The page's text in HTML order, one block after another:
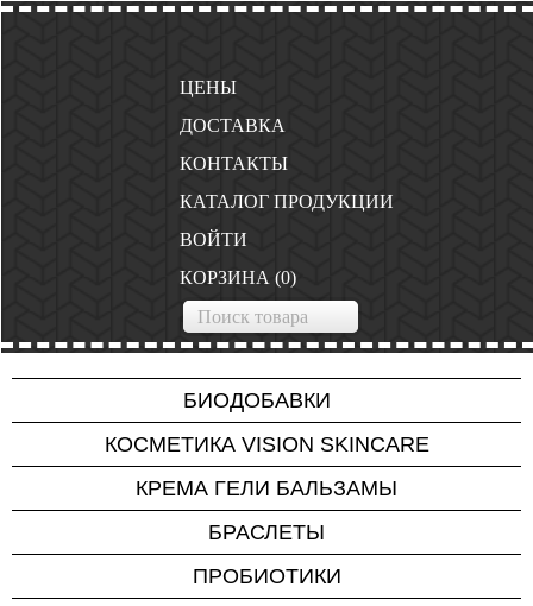
ЦЕНЫ
ДОСТАВКА
КОНТАКТЫ
КАТАЛОГ ПРОДУКЦИИ
ВОЙТИ
КОРЗИНА (0)
БИОДОБАВКИ
Project V
Для нервной системы
Для сердца и сосудов
Для мужчин
Для женщин
КОСМЕТИКА VISION SKINCARE
КРЕМА ГЕЛИ БАЛЬЗАМЫ
БРАСЛЕТЫ
ПРОБИОТИКИ